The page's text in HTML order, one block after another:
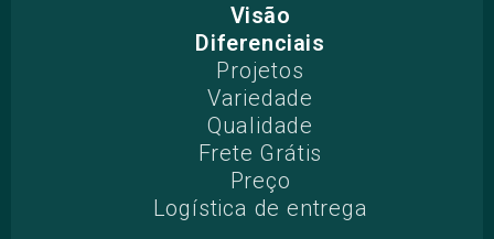
Visão
Diferenciais
Projetos​
Variedade
Qualidade
Frete Grátis
Preço
Logística de entrega